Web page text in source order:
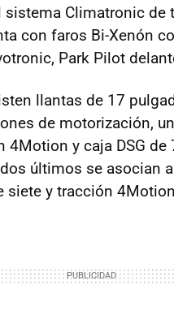
Climatronic de
con faros Bi-Xenón
Park Pilot
llantas de 17
de motorización,
y caja DSG de
dos últimos se asocian
siete y tracción